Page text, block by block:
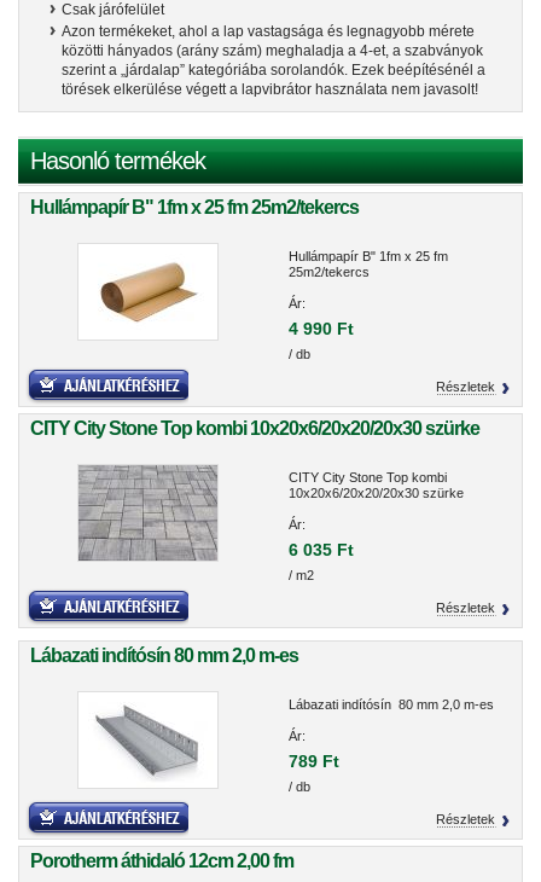
Csak járófelület
Azon termékeket, ahol a lap vastagsága és legnagyobb mérete
közötti hányados (arány szám) meghaladja a 4-et, a szabványok
szerint a „járdalap” kategóriába sorolandók. Ezek beépítésénél a
törések elkerülése végett a lapvibrátor használata nem javasolt!
Hasonló termékek
Hullámpapír B" 1fm x 25 fm 25m2/tekercs
Hullámpapír B" 1fm x 25 fm
25m2/tekercs
Ár:
4 990 Ft
/ db
Részletek
CITY City Stone Top kombi 10x20x6/20x20/20x30 szürke
CITY City Stone Top kombi
10x20x6/20x20/20x30 szürke
Ár:
6 035 Ft
/ m2
Részletek
Lábazati indítósín 80 mm 2,0 m-es
Lábazati indítósín 80 mm 2,0 m-es
Ár:
789 Ft
/ db
Részletek
Porotherm áthidaló 12cm 2,00 fm